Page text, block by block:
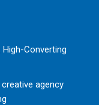
Converting
agency